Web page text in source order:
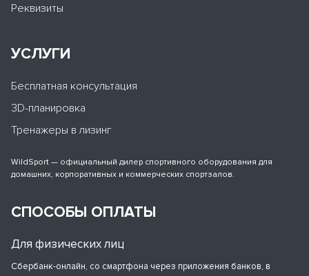
Реквизиты
УСЛУГИ
Бесплатная консультация
3D-планировка
Тренажеры в лизинг
WildSport — официальный дилер спортивного оборудования для
домашних, корпоративных и коммерческих спортзалов.
СПОСОБЫ ОПЛАТЫ
Для физических лиц
Сбербанк-онлайн, со смартфона через приложения банков, в